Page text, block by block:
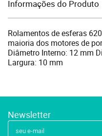
Informações do Produto
Rolamentos de esferas
maioria dos motores de
Diâmetro Interno: 12 mm
Largura: 10 mm
Newsletter